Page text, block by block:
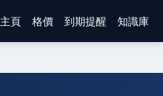
主頁 格價 到期提醒 知識庫